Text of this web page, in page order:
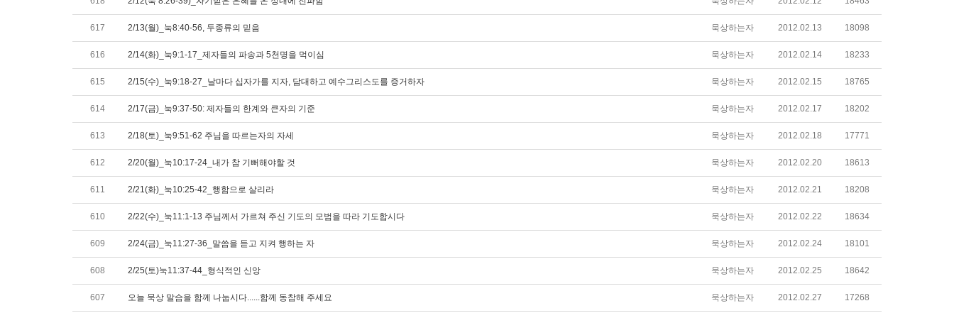
617 2/13(월)_눅8:40-56, 두종류의 믿음 묵상하는자 2012.02.13 18098
616 2/14(화)_눅9:1-17_제자들의 파송과 5천명을 먹이심 묵상하는자 2012.02.14 18233
615 2/15(수)_눅9:18-27_날마다 십자가를 지자, 담대하고 예수그리스도를 증거하자 묵상하는자 2012.02.15 18765
614 2/17(금)_눅9:37-50: 제자들의 한계와 큰자의 기준 묵상하는자 2012.02.17 18202
613 2/18(토)_눅9:51-62 주님을 따르는자의 자세 묵상하는자 2012.02.18 17771
612 2/20(월)_눅10:17-24_내가 참 기뻐해야할 것 묵상하는자 2012.02.20 18613
611 2/21(화)_눅10:25-42_행함으로 살리라 묵상하는자 2012.02.21 18208
610 2/22(수)_눅11:1-13 주님께서 가르쳐 주신 기도의 모범을 따라 기도합시다 묵상하는자 2012.02.22 18634
609 2/24(금)_눅11:27-36_말씀을 듣고 지켜 행하는 자 묵상하는자 2012.02.24 18101
608 2/25(토)눅11:37-44_형식적인 신앙 묵상하는자 2012.02.25 18642
607 오늘 묵상 말슴을 함께 나눕시다......함께 동참해 주세요 묵상하는자 2012.02.27 17268